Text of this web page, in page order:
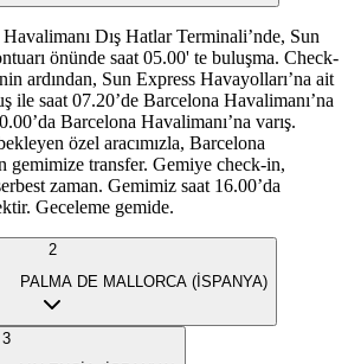
Dış Hatlar Terminali’nde, Sun
önünde saat 05.00' te buluşma. Check-
ardından, Sun Express Havayolları’na ait
ile saat 07.20’de Barcelona Havalimanı’na
Barcelona Havalimanı’na varış.
özel aracımızla, Barcelona
gemimize transfer. Gemiye check-in,
zaman. Gemimiz saat 16.00’da
Geceleme gemide.
2
PALMA DE MALLORCA (İSPANYA)
3